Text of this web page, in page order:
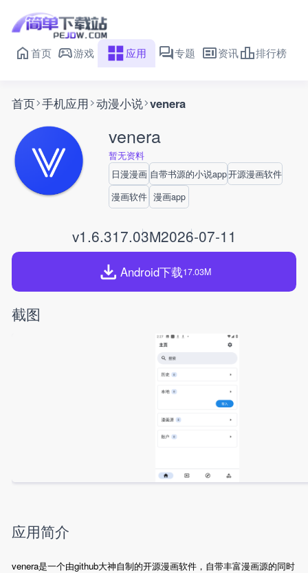
首页 游戏 应用 专题 资讯 排行榜
首页 手机应用 动漫小说 venera
venera
暂无资料
日漫漫画 自带书源的小说app开源漫画软件
漫画软件 漫画app
v1.6.317.03M2026-07-11
Android下载17.03M
截图
应用简介
venera是一个由github大神自制的开源漫画软件，自带丰富漫画源的同时